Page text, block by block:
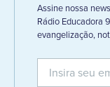
Assine nossa
Rádio Educadora
evangelização,